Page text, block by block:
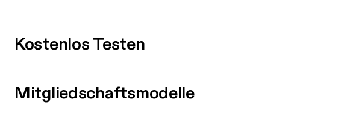
Kostenlos Testen
Mitgliedschaftsmodelle